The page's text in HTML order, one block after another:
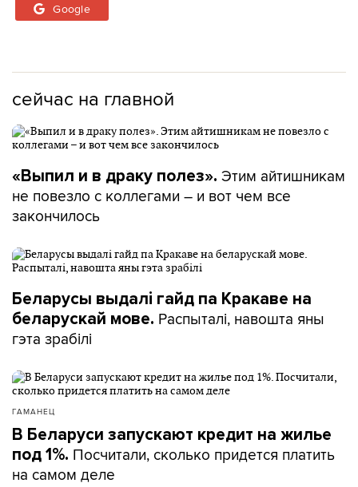
Google
сейчас на главной
«Выпил и в драку полез». Этим айтишникам
не повезло с коллегами – и вот чем все
закончилось
Беларусы выдалі гайд па Кракаве на
беларускай мове. Распыталі, навошта яны
гэта зрабілі
ГАМАНЕЦ
В Беларуси запускают кредит на жилье
под 1%. Посчитали, сколько придется платить
на самом деле